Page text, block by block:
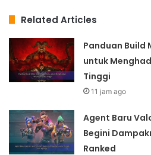
Related Articles
Panduan Build
untuk
Tinggi
11 jam ago
Agent Baru
Begini
Ranked